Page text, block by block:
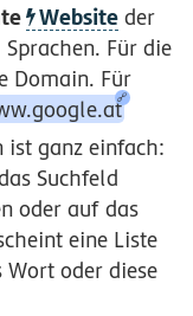
Website der
Für die
Domain. Für
ist ganz einfach:
Suchfeld
oder auf das
eine Liste
Wort oder diese